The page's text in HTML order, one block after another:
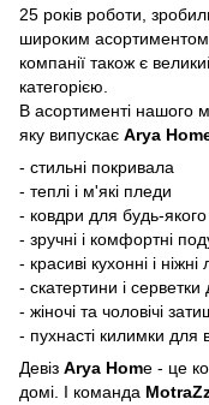
25 років роботи,
широким асортиментом
компанії також є
категорією.
В асортименті нашого
яку випускає Arya
- стильні покривала
- теплі і м'які пледи
- ковдри для будь-
- зручні і комфортні
- красиві кухонні і
- скатертини і серветки
- жіночі та чоловічі
- пухнасті килимки для
Девіз Arya Home - це
домі. І команда